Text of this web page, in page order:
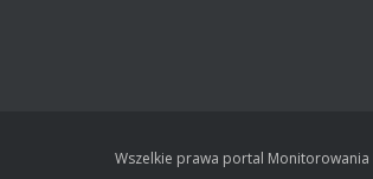
Wszelkie prawa portal